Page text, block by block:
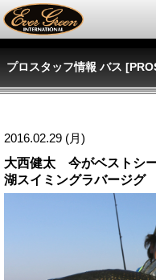
プロスタッフ情報 バス
2016.02.29 (月)
大西健太 今がベストシ
湖スイミングラバージグ